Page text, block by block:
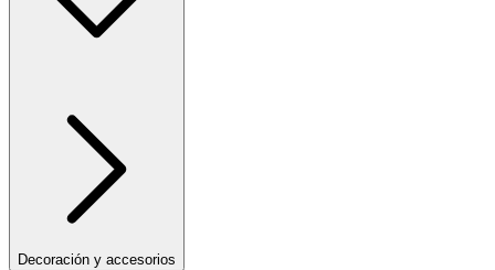
Decoración y accesorios